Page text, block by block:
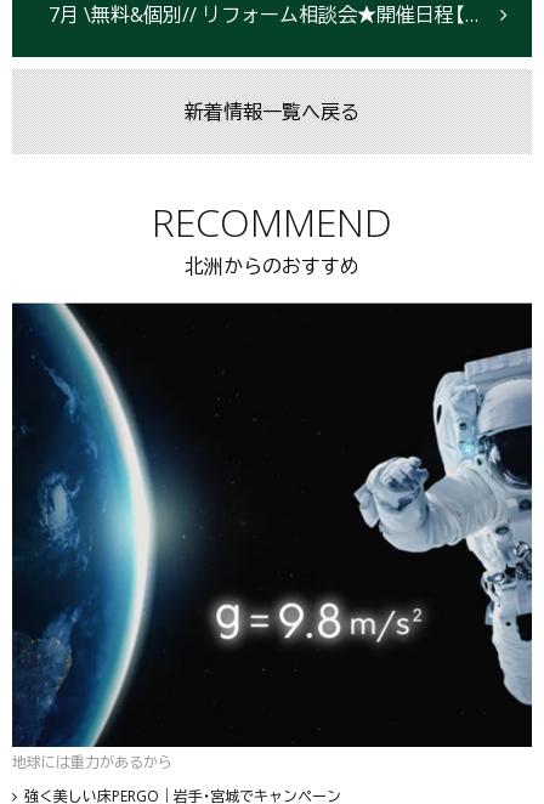
7月 \無料&個別// リフォーム相談会★開催日程【盛岡・北上・仙台】
新着情報一覧へ戻る
RECOMMEND
北洲からのおすすめ
地球には重力があるから
強く美しい床PERGO｜岩手・宮城でキャンペーン